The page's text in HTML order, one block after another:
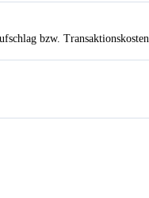
bzw. Transaktionskosten